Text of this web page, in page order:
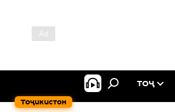
Тоҷикистон
ТОҶ